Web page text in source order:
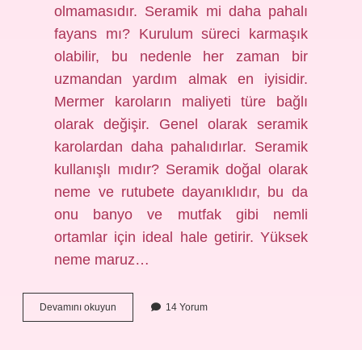
olmamasıdır. Seramik mi daha pahalı
fayans mı? Kurulum süreci karmaşık
olabilir, bu nedenle her zaman bir
uzmandan yardım almak en iyisidir.
Mermer karoların maliyeti türe bağlı
olarak değişir. Genel olarak seramik
karolardan daha pahalıdırlar. Seramik
kullanışlı mıdır? Seramik doğal olarak
neme ve rutubete dayanıklıdır, bu da
onu banyo ve mutfak gibi nemli
ortamlar için ideal hale getirir. Yüksek
neme maruz…
Devamını okuyun Seramik
Mi
14 Yorum